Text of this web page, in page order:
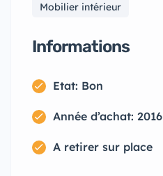
Mobilier intérieur
Informations
Etat: Bon
Année d’achat: 2016
A retirer sur place